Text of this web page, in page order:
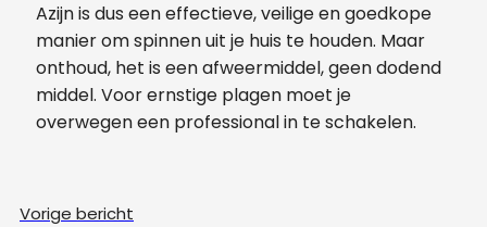
Azijn is dus een effectieve, veilige en goedkope
manier om spinnen uit je huis te houden. Maar
onthoud, het is een afweermiddel, geen dodend
middel. Voor ernstige plagen moet je
overwegen een professional in te schakelen.
Vorige bericht